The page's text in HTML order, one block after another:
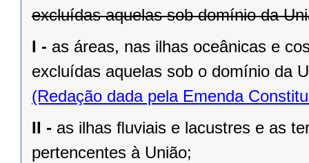
excluídas aquelas sob domínio da
I - as áreas, nas ilhas oceânicas e
excluídas aquelas sob o domínio da
(Redação dada pela Emenda
II - as ilhas ﬂuviais e lacustres e as
pertencentes à União;